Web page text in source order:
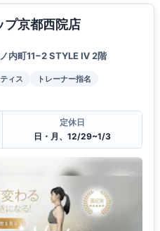
プ京都西院店
内町11−2 STYLE Ⅳ 2階
ィス
トレーナー指名
定休日
日・月、12/29~1/3